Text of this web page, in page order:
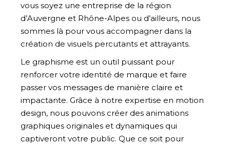
vous soyez une entreprise de la région
d’Auvergne et Rhône-Alpes ou d’ailleurs, nous
sommes là pour vous accompagner dans la
création de visuels percutants et attrayants.
Le graphisme est un outil puissant pour
renforcer votre identité de marque et faire
passer vos messages de manière claire et
impactante. Grâce à notre expertise en motion
design, nous pouvons créer des animations
graphiques originales et dynamiques qui
captiveront votre public. Que ce soit pour